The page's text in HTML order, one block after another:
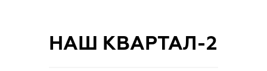
НАШ КВАРТАЛ-2